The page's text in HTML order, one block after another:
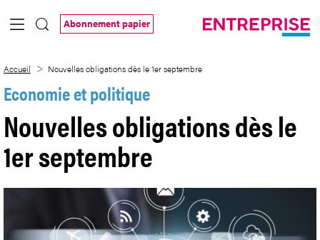
Saut au contenu principal
Abonnement papier
Accueil Nouvelles obligations dès le 1er septembre
Economie et politique
Nouvelles obligations dès le
1er septembre